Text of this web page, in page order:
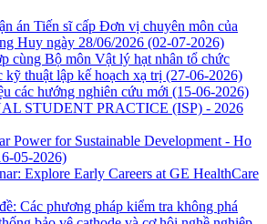
án Tiến sĩ cấp Đơn vị chuyên môn của
Huy ngày 28/06/2026 (02-07-2026)
cùng Bộ môn Vật lý hạt nhân tổ chức
kỹ thuật lập kế hoạch xạ trị (27-06-2026)
các hướng nghiên cứu mới (15-06-2026)
STUDENT PRACTICE (ISP) - 2026
Power for Sustainable Development - Ho
05-2026)
Explore Early Careers at GE HealthCare
Các phương pháp kiểm tra không phá